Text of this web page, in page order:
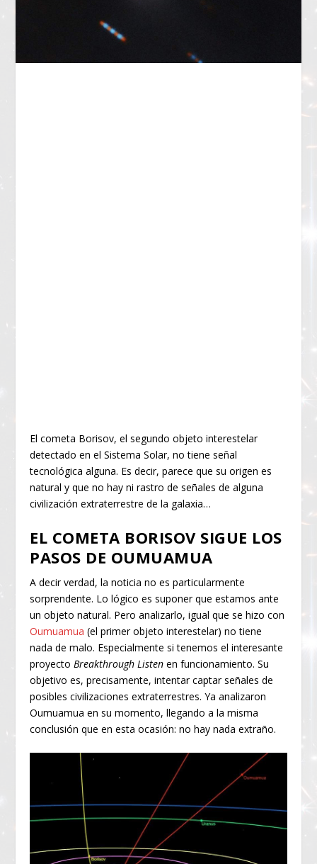
El cometa Borisov, el segundo objeto interestelar
detectado en el Sistema Solar, no tiene señal
tecnológica alguna. Es decir, parece que su origen es
natural y que no hay ni rastro de señales de alguna
civilización extraterrestre de la galaxia…
EL COMETA BORISOV SIGUE LOS
PASOS DE OUMUAMUA
A decir verdad, la noticia no es particularmente
sorprendente. Lo lógico es suponer que estamos ante
un objeto natural. Pero analizarlo, igual que se hizo con
Oumuamua (el primer objeto interestelar) no tiene
nada de malo. Especialmente si tenemos el interesante
proyectoBreakthrough Listen en funcionamiento. Su
objetivo es, precisamente, intentar captar señales de
posibles civilizaciones extraterrestres. Ya analizaron
Oumuamua en su momento, llegando a la misma
conclusión que en esta ocasión: no hay nada extraño.